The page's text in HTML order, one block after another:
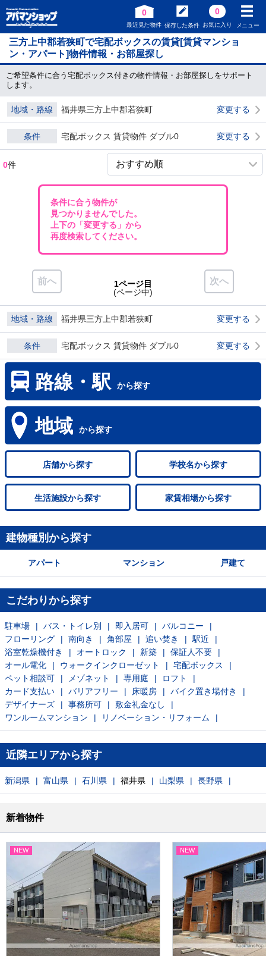
0
最近見た物件 保存した条件
0
お気に入り メニュー
三方上中郡若狭町で宅配ボックスの賃貸[賃貸マンショ
ン・アパート]物件情報・お部屋探し
ご希望条件に合う宅配ボックス付きの物件情報・お部屋探しをサポート
します。
地域・路線 福井県三方上中郡若狭町 変更する
条件 宅配ボックス 賃貸物件 ダブル0 変更する
0件
条件に合う物件が
見つかりませんでした。
上下の「変更する」から
再度検索してください。
前へ 次へ
1ページ目
(ページ中)
地域・路線 福井県三方上中郡若狭町 変更する
条件 宅配ボックス 賃貸物件 ダブル0 変更する
路線・駅 から探す
地域 から探す
店舗から探す 学校名から探す
生活施設から探す 家賃相場から探す
建物種別から探す
アパート マンション 戸建て
こだわりから探す
駐車場 バス・トイレ別 即入居可
バルコニー
フローリング
南向き 角部屋 追い焚き
駅近
浴室乾燥機付き
オートロック 新築
保証人不要
オール電化
ウォークインクローゼット
宅配ボックス
ペット相談可
メゾネット 専用庭
ロフト
カード支払い
バリアフリー 床暖房
バイク置き場付き
デザイナーズ
事務所可
敷金礼金なし
ワンルームマンション
リノベーション・リフォーム
近隣エリアから探す
新潟県 富山県 石川県 福井県 山梨県 長野県
新着物件
NEW NEW